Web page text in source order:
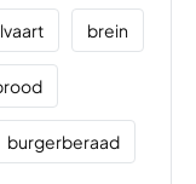
brein
burgerberaad